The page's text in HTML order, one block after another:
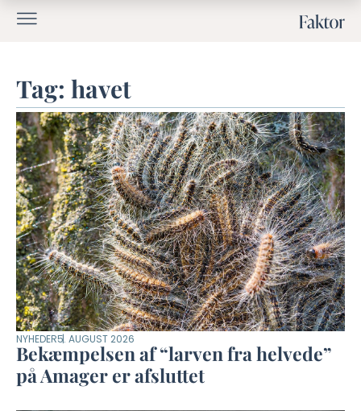
Tag: havet
NYHEDER5. AUGUST 2026
Bekæmpelsen af “larven fra helvede”
på Amager er afsluttet